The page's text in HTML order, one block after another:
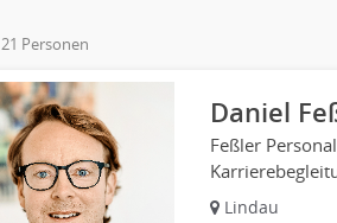
Personen
Daniel
Feßler
Lindau